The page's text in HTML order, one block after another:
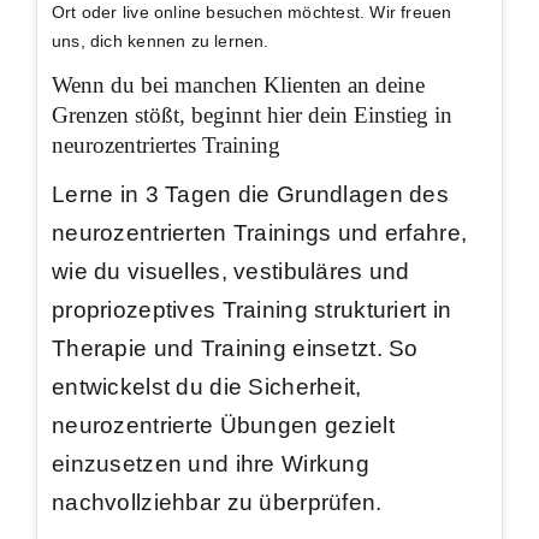
Ort oder live online besuchen möchtest. Wir freuen
uns, dich kennen zu lernen.
Wenn du bei manchen Klienten an deine
Grenzen stößt, beginnt hier dein Einstieg in
neurozentriertes Training
Lerne in 3 Tagen die Grundlagen des
neurozentrierten Trainings und erfahre,
wie du visuelles, vestibuläres und
propriozeptives Training strukturiert in
Therapie und Training einsetzt. So
entwickelst du die Sicherheit,
neurozentrierte Übungen gezielt
einzusetzen und ihre Wirkung
nachvollziehbar zu überprüfen.